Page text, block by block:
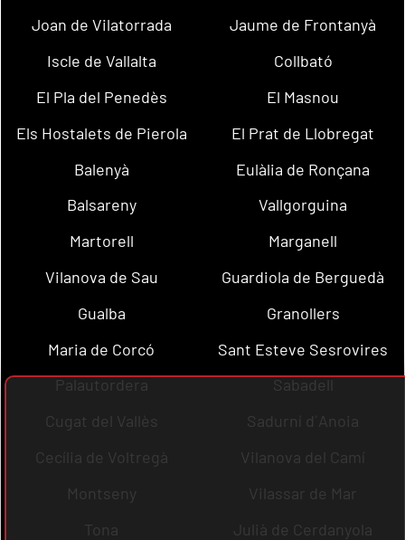
Joan de Vilatorrada
Jaume de Frontanyà
Iscle de Vallalta
Collbató
El Pla del Penedès
El Masnou
Els Hostalets de Pierola
El Prat de Llobregat
Balenyà
Eulàlia de Ronçana
Balsareny
Vallgorguina
Martorell
Marganell
Vilanova de Sau
Guardiola de Berguedà
Gualba
Granollers
Maria de Corcó
Sant Esteve Sesrovires
Palautordera
Sabadell
Cugat del Vallès
Sadurní d´Anoia
Cecília de Voltregà
Vilanova del Camí
Montseny
Vilassar de Mar
Tona
Julià de Cerdanyola